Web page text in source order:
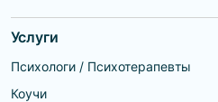
Услуги
Психологи / Психотерапевты
Коучи